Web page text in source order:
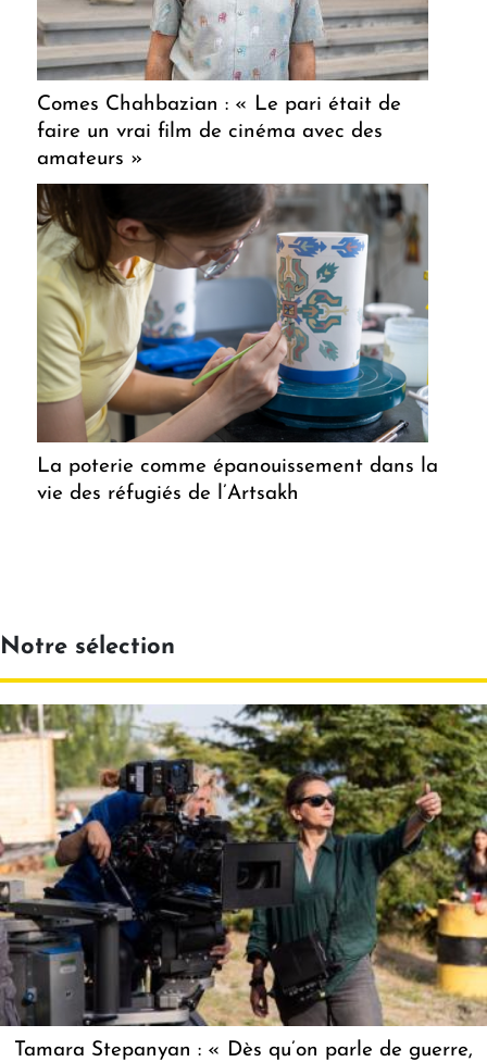
Comes Chahbazian : « Le pari était de
faire un vrai film de cinéma avec des
amateurs »
La poterie comme épanouissement dans la
vie des réfugiés de l’Artsakh
Notre sélection
Tamara Stepanyan : « Dès qu’on parle de guerre,